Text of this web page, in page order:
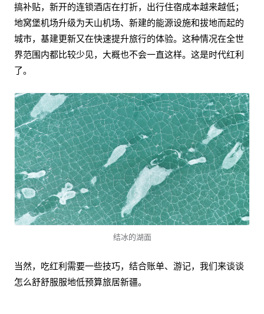
搞补贴，新开的连锁酒店在打折，出行住宿成本越来越低；
地窝堡机场升级为天山机场、新建的能源设施和拔地而起的
城市，基建更新又在快速提升旅行的体验。这种情况在全世
界范围内都比较少见，大概也不会一直这样。这是时代红利
了。
结冰的湖面
当然，吃红利需要一些技巧，结合账单、游记，我们来谈谈
怎么舒舒服服地低预算旅居新疆。